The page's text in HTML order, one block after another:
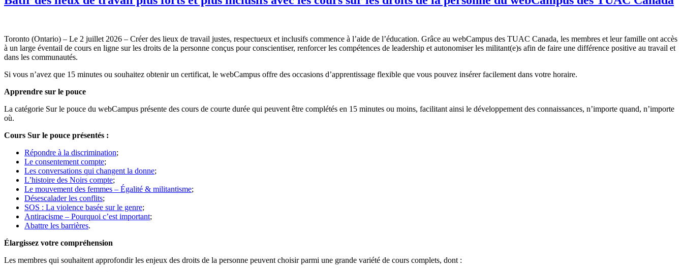
Toronto (Ontario) – Le 2 juillet 2026 – Créer des lieux de travail justes, respectueux et inclusifs commence à l’aide de l’éducation. Grâce au webCampus des TUAC Canada, les membres et leur famille ont accès
à un large éventail de cours en ligne sur les droits de la personne conçus pour conscientiser, renforcer les compétences de leadership et autonomiser les militant(e)s afin de faire une différence positive au travail et
dans les communautés.
Si vous n’avez que 15 minutes ou souhaitez obtenir un certificat, le webCampus offre des occasions d’apprentissage flexible que vous pouvez insérer facilement dans votre horaire.
Apprendre sur le pouce
La catégorie Sur le pouce du webCampus présente des cours de courte durée qui peuvent être complétés en 15 minutes ou moins, facilitant ainsi le développement des connaissances, n’importe quand, n’importe
où.
Cours Sur le pouce présentés :
Répondre à la discrimination;
Le consentement compte;
Les conversations qui changent la donne;
L’histoire des Noirs compte;
Le mouvement des femmes – Égalité & militantisme;
Désescalader les conflits;
SOS : La violence basée sur le genre;
Antiracisme – Pourquoi c’est important;
Abattre les barrières.
Élargissez votre compréhension
Les membres qui souhaitent approfondir les enjeux des droits de la personne peuvent choisir parmi une grande variété de cours complets, dont :